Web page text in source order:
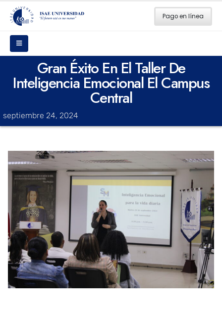
Pago en línea
Gran Éxito En El Taller De
Inteligencia Emocional El Campus
Central
septiembre 24, 2024